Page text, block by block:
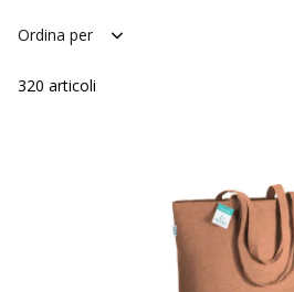
Ordina per
320 articoli